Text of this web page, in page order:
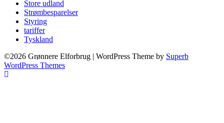
Store udland
Strømbesparelser
Styring
tariffer
Tyskland
©2026 Grønnere Elforbrug | WordPress Theme by Superb
WordPress Themes